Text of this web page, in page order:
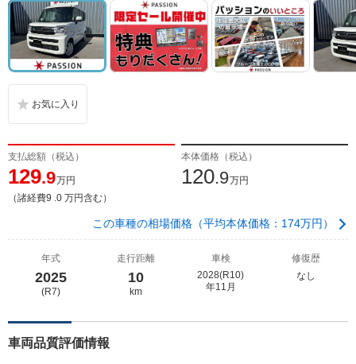
支払総額（税込）
129.9万円
（諸経費9 .0 万円含む）
本体価格（税込）
120.9万円
この車種の相場価格（平均本体価格：174万円）
年式
2025
(R7)
走行距離
10
km
車検
2028(R10)
年11月
修復歴
なし
車両品質評価情報